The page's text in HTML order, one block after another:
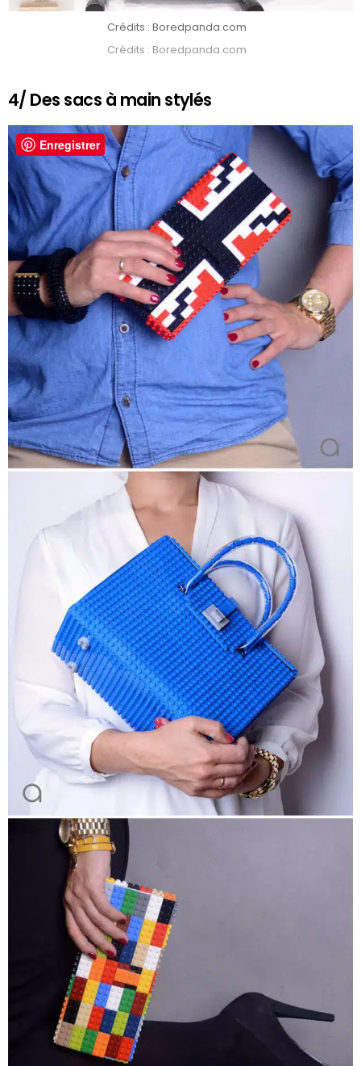
Crédits : Boredpanda.com
Crédits : Boredpanda.com
4/ Des sacs à main stylés
Enregistrer